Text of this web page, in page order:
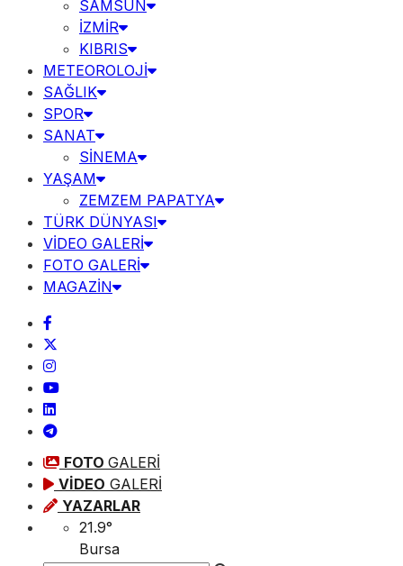
SAMSUN
İZMİR
KIBRIS
METEOROLOJİ
SAĞLIK
SPOR
SANAT
SİNEMA
YAŞAM
ZEMZEM PAPATYA
TÜRK DÜNYASI
VİDEO GALERİ
FOTO GALERİ
MAGAZİN
FOTO GALERİ
VİDEO GALERİ
YAZARLAR
21.9°
Bursa